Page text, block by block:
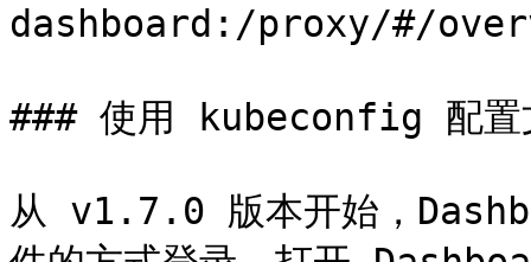
dashboard:/proxy/#/
### 使用 kubeconfig 配置
从 v1.7.0 版本开始，